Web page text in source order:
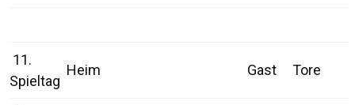
11.
Spieltag
Heim Gast Tore